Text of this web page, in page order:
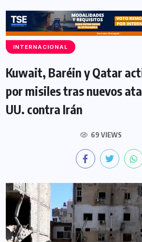
INTERNACIONAL
Kuwait, Baréin y Qatar
por misiles tras nuevos
UU. contra Irán
69 VIEWS